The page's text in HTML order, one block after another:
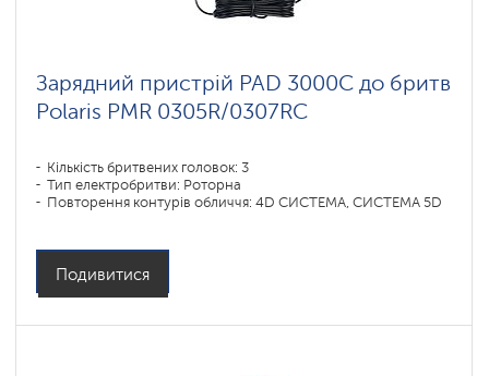
Зарядний пристрій PAD 3000C до бритв
Polaris PMR 0305R/0307RC
Кількість бритвених головок: 3
Тип електробритви: Роторна
Повторення контурів обличчя: 4D СИСТЕМА, СИСТЕМА 5D
Подивитися